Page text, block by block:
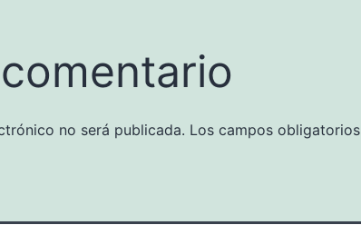
no será publicada. Los campos obligatorios